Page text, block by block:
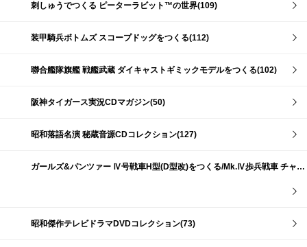
刺しゅうでつくる ピーターラビット™の世界(109)
装甲騎兵ボトムズ スコープドッグをつくる(112)
聯合艦隊旗艦 戦艦武蔵 ダイキャストギミックモデルをつくる(102)
阪神タイガース実況CDマガジン(50)
昭和落語名演 秘蔵音源CDコレクション(127)
ガールズ&パンツァー Ⅳ号戦車H型(D型改)をつくる/Mk.Ⅳ歩兵戦車 チャーチルMk.Ⅶをつくる(191)
昭和傑作テレビドラマDVDコレクション(73)